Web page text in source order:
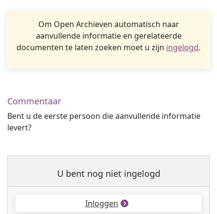
Om Open Archieven automatisch naar
aanvullende informatie en gerelateerde
documenten te laten zoeken moet u zijn ingelogd.
Commentaar
Bent u de eerste persoon die aanvullende informatie
levert?
U bent nog niet ingelogd
Inloggen